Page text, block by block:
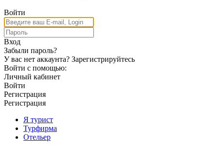
Войти
Вход
Забыли пароль?
У вас нет аккаунта? Зарегистрируйтесь
Войти с помощью:
Личный кабинет
Войти
Регистрация
Регистрация
Я турист
Турфирма
Отельер